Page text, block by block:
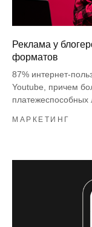
Реклама у
форматов
87% интернет-
Youtube, причем
платежеспособных
МАРКЕТИНГ